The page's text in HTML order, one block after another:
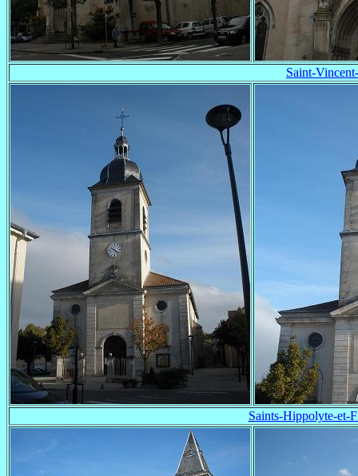
Saint-
Saints-Hippolyte-et-